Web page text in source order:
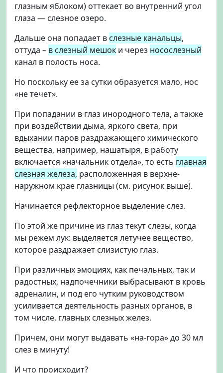
глазным яблоком) оттекает во внутренний угол
глаза — слезное озеро.
Дальше она попадает в слезные канальцы,
оттуда – в слезный мешок и через носослезный
канал в полость носа.
Но поскольку ее за сутки образуется мало, нос
«не течет».
При попадании в глаз инородного тела, а также
при воздействии дыма, яркого света, при
вдыхании паров раздражающего химического
вещества, например, нашатыря, в работу
включается «начальник отдела», то есть главная
слезная железа, расположенная в верхне-
наружном крае глазницы (см. рисунок выше).
Начинается рефлекторное выделение слез.
По этой же причине из глаз текут слезы, когда
мы режем лук: выделяется летучее вещество,
которое раздражает слизистую глаз.
При различных эмоциях, как печальных, так и
радостных, надпочечники выбрасывают в кровь
адреналин, и под его чутким руководством
усиливается деятельность разных органов, в
том числе, главных слезных желез.
Причем, они могут выдавать «на-гора» до 30 мл
слез в минуту!
И что происходит?